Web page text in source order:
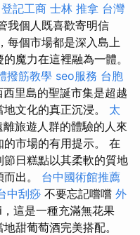
登記工商 士林 推拿 台灣
我個人既喜歡寄明信
每個市場都是深入島上
魔力在這裡融為一體。
撥筋教學 seo服務 台胞
西里島的聖誕市集是超越
文化的真正沉浸。 太
旅遊人群的體驗的人來
市場的有用提示。 在
日糕點以其柔軟的質地
出。 台中國術館推薦
中刮痧 不要忘記嚐嚐 外
這是一種充滿無花果
甜葡萄酒完美搭配。